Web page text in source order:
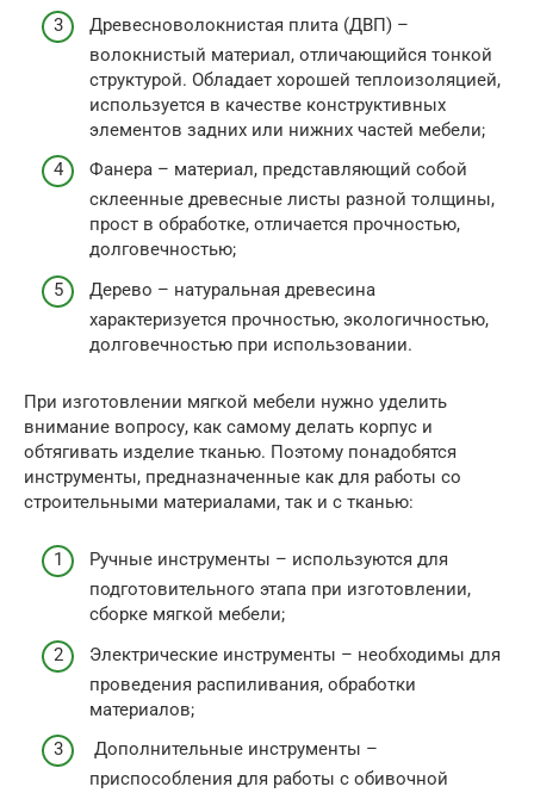
Древесноволокнистая плита (ДВП) –
волокнистый материал, отличающийся тонкой
структурой. Обладает хорошей теплоизоляцией,
используется в качестве конструктивных
элементов задних или нижних частей мебели;
Фанера – материал, представляющий собой
склеенные древесные листы разной толщины,
прост в обработке, отличается прочностью,
долговечностью;
Дерево – натуральная древесина
характеризуется прочностью, экологичностью,
долговечностью при использовании.
При изготовлении мягкой мебели нужно уделить
внимание вопросу, как самому делать корпус и
обтягивать изделие тканью. Поэтому понадобятся
инструменты, предназначенные как для работы со
строительными материалами, так и с тканью:
Ручные инструменты – используются для
подготовительного этапа при изготовлении,
сборке мягкой мебели;
Электрические инструменты – необходимы для
проведения распиливания, обработки
материалов;
Дополнительные инструменты –
приспособления для работы с обивочной